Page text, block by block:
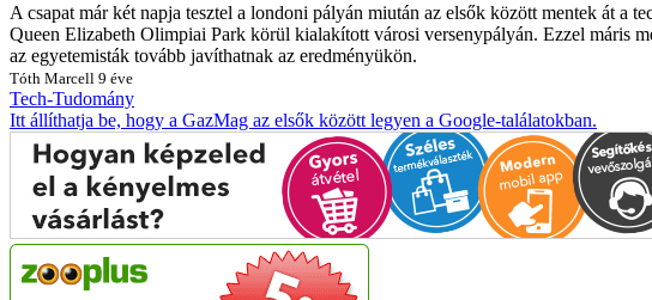
A csapat már két napja tesztel a londoni pályán miután az elsők között mentek át a
Queen Elizabeth Olimpiai Park körül kialakított városi versenypályán. Ezzel máris
az egyetemisták tovább javíthatnak az eredményükön.
Tóth Marcell 9 éve
Tech-Tudomány
Itt állíthatja be, hogy a GazMag az elsők között legyen a Google-találatokban.